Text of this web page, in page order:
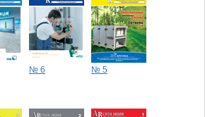
№ 6 № 5